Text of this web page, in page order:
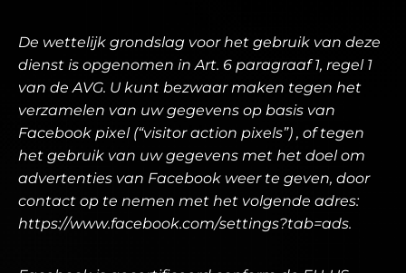
De wettelijk grondslag voor het gebruik van deze
dienst is opgenomen in Art. 6 paragraaf 1, regel 1
van de AVG. U kunt bezwaar maken tegen het
verzamelen van uw gegevens op basis van
Facebook pixel (“visitor action pixels”) , of tegen
het gebruik van uw gegevens met het doel om
advertenties van Facebook weer te geven, door
contact op te nemen met het volgende adres:
https://www.facebook.com/settings?tab=ads.